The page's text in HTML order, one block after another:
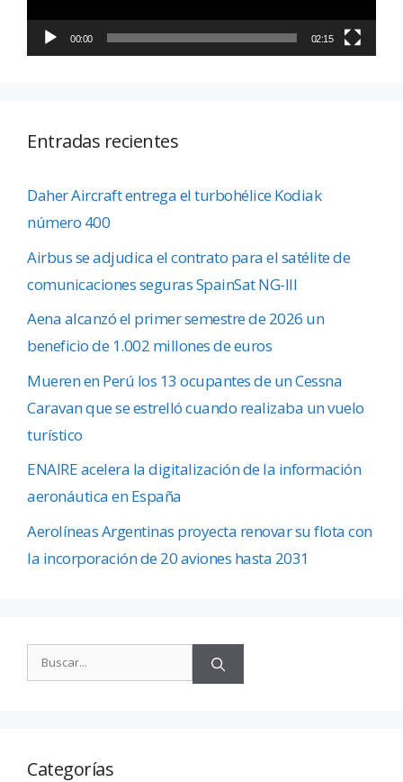
00:00 02:15
Entradas recientes
Daher Aircraft entrega el turbohélice Kodiak
número 400
Airbus se adjudica el contrato para el satélite de
comunicaciones seguras SpainSat NG-III
Aena alcanzó el primer semestre de 2026 un
beneficio de 1.002 millones de euros
Mueren en Perú los 13 ocupantes de un Cessna
Caravan que se estrelló cuando realizaba un vuelo
turístico
ENAIRE acelera la digitalización de la información
aeronáutica en España
Aerolíneas Argentinas proyecta renovar su flota con
la incorporación de 20 aviones hasta 2031
Categorías